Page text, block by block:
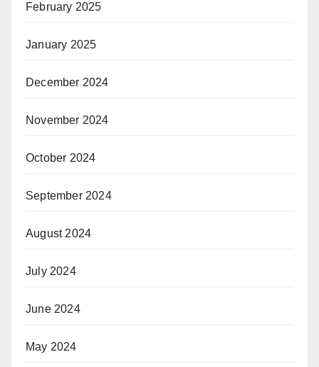
February 2025
January 2025
December 2024
November 2024
October 2024
September 2024
August 2024
July 2024
June 2024
May 2024